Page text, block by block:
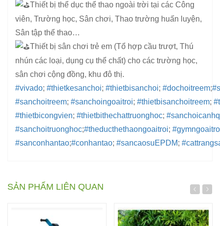
Thiết bị thể dục thể thao ngoài trời tại các Công
viên, Trường học, Sân chơi, Thao trường huấn luyện,
Sân tập thể thao…
Thiết bị sân chơi trẻ em (Tổ hợp cầu trượt, Thú
nhún các loại, dụng cụ thể chất) cho các trường học,
sân chơi cộng đồng, khu đô thị.
#vivado; #thietkesanchoi; #thietbisanchoi; #dochoitreem;
#sanchoitreem; #sanchoingoaitroi; #thietbisanchoitreem;
#thietbicongvien; #thietbithechattruonghoc;
#sanchoitruonghoc;#theducthethaongoaitroi;
#sanconhantao;#conhantao; #sancaosuEPDM;
SẢN PHẨM LIÊN QUAN